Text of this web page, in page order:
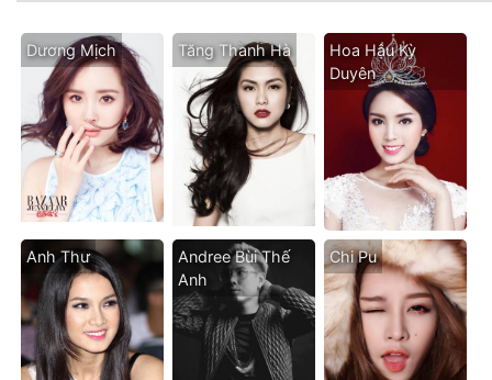
Dương Mịch Tăng Thanh Hà
Hoa Hậu Kỳ
Duyên
Anh Thư
Andree Bùi Thế
Anh
Chi Pu